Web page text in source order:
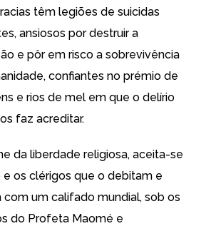
têm legiões de suicidas
ansiosos por destruir a
e pôr em risco a sobrevivência
confiantes no prémio de
e rios de mel em que o delírio
faz acreditar.
da liberdade religiosa, aceita-se
e os clérigos que o debitam e
com um califado mundial, sob os
do Profeta Maomé e